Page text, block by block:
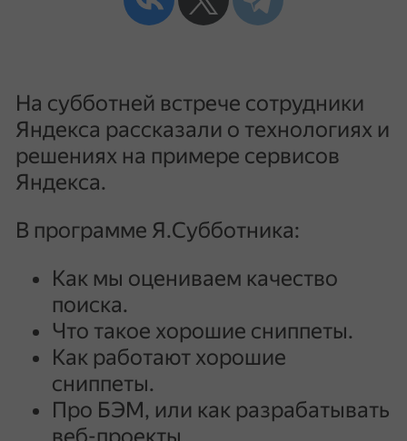
На субботней встрече сотрудники
Яндекса рассказали о технологиях и
решениях на примере сервисов
Яндекса.
В программе Я.Cубботника:
Как мы оцениваем качество
поиска.
Что такое хорошие сниппеты.
Как работают хорошие
сниппеты.
Про БЭМ, или как разрабатывать